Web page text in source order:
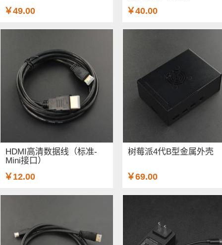
￥49.00 ￥40.00
HDMI高清数据线（标准-
Mini接口）
￥12.00
树莓派4代B型金属外壳
￥69.00